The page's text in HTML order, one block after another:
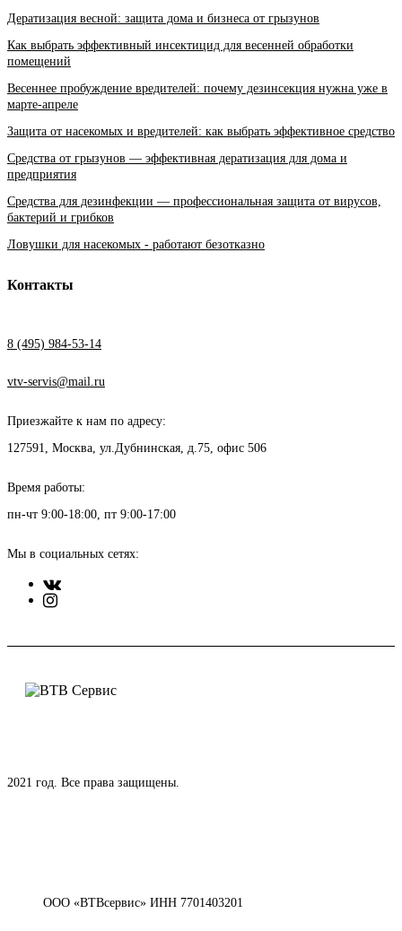
Дератизация весной: защита дома и бизнеса от грызунов
Как выбрать эффективный инсектицид для весенней обработки
помещений
Весеннее пробуждение вредителей: почему дезинсекция нужна уже в
марте-апреле
Защита от насекомых и вредителей: как выбрать эффективное средство
Средства от грызунов — эффективная дератизация для дома и
предприятия
Средства для дезинфекции — профессиональная защита от вирусов,
бактерий и грибков
Ловушки для насекомых - работают безотказно
Контакты
8 (495) 984-53-14
vtv-servis@mail.ru
Приезжайте к нам по адресу:
127591, Москва, ул.Дубнинская, д.75, офис 506
Время работы:
пн-чт 9:00-18:00, пт 9:00-17:00
Мы в социальных сетях:
2021 год. Все права защищены.
ООО «ВТВсервис» ИНН 7701403201